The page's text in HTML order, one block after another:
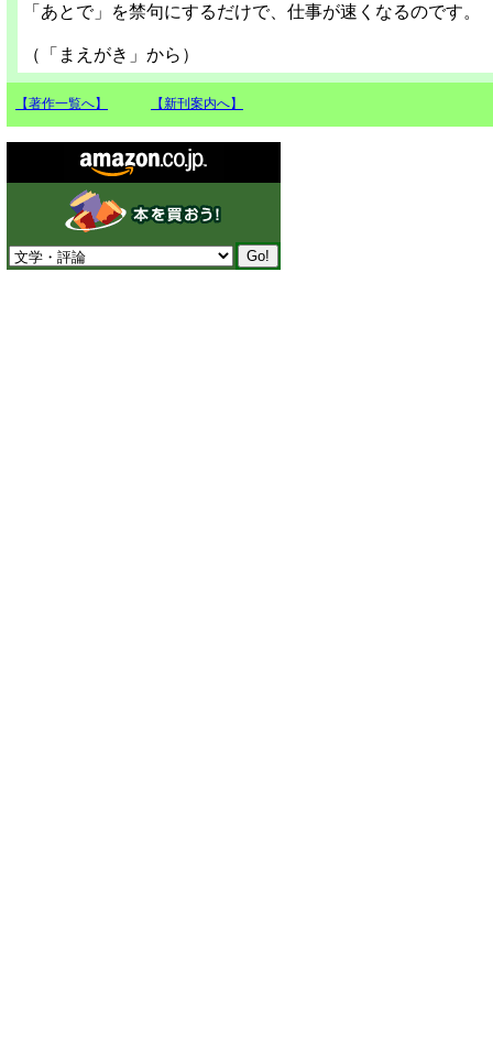
「あとで」を禁句にするだけで、仕事が速くなるのです。
（「まえがき」から）
【著作一覧へ】 【新刊案内へ】